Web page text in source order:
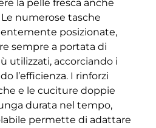
la pelle fresca anche
numerose tasche
posizionate,
sempre a portata di
utilizzati, accorciando i
l’efficienza. I rinforzi
e le cuciture doppie
durata nel tempo,
permette di adattare